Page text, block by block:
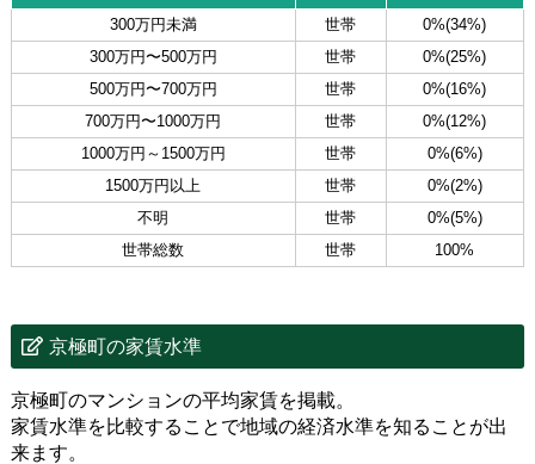
300万円未満
世帯
0%(34%)
300万円〜500万円
世帯
0%(25%)
500万円〜700万円
世帯
0%(16%)
700万円〜1000万円
世帯
0%(12%)
1000万円～1500万円
世帯
0%(6%)
1500万円以上
世帯
0%(2%)
不明
世帯
0%(5%)
世帯総数
世帯 100%
京極町の家賃水準
京極町のマンションの平均家賃を掲載。
家賃水準を比較することで地域の経済水準を知ることが出
来ます。